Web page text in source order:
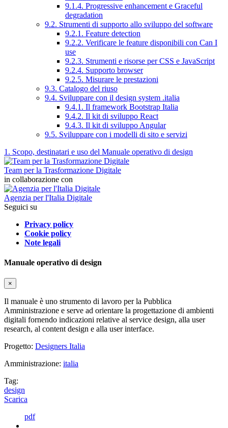
9.1.4. Progressive enhancement e Graceful
degradation
9.2. Strumenti di supporto allo sviluppo del software
9.2.1. Feature detection
9.2.2. Verificare le feature disponibili con Can I
use
9.2.3. Strumenti e risorse per CSS e JavaScript
9.2.4. Supporto browser
9.2.5. Misurare le prestazioni
9.3. Catalogo del riuso
9.4. Sviluppare con il design system .italia
9.4.1. Il framework Bootstrap Italia
9.4.2. Il kit di sviluppo React
9.4.3. Il kit di sviluppo Angular
9.5. Sviluppare con i modelli di sito e servizi
1. Scopo, destinatari e uso del Manuale operativo di design
Team per la Trasformazione Digitale
in collaborazione con
Agenzia per l'Italia Digitale
Seguici su
Privacy policy
Cookie policy
Note legali
Manuale operativo di design
×
Il manuale è uno strumento di lavoro per la Pubblica
Amministrazione e serve ad orientare la progettazione di ambienti
digitali fornendo indicazioni relative al service design, alla user
research, al content design e alla user interface.
Progetto: Designers Italia
Amministrazione: italia
Tag:
design
Scarica
pdf